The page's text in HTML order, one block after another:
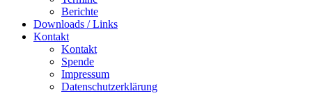
Berichte
Downloads / Links
Kontakt
Kontakt
Spende
Impressum
Datenschutzerklärung